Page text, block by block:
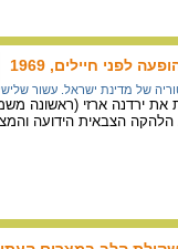
לפני חיילים, 1969
של מדינת ישראל. עשור שלישי
את ירדנה ארזי (ראשונה
הצבאית הידועה